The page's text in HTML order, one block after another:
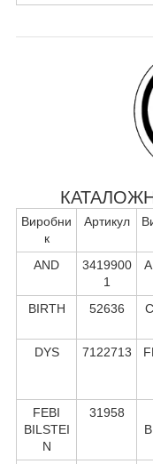
Виробни
к
Артикул
AND
3419900
1
BIRTH 52636
DYS
7122713
FEBI
BILSTEI
N
31958